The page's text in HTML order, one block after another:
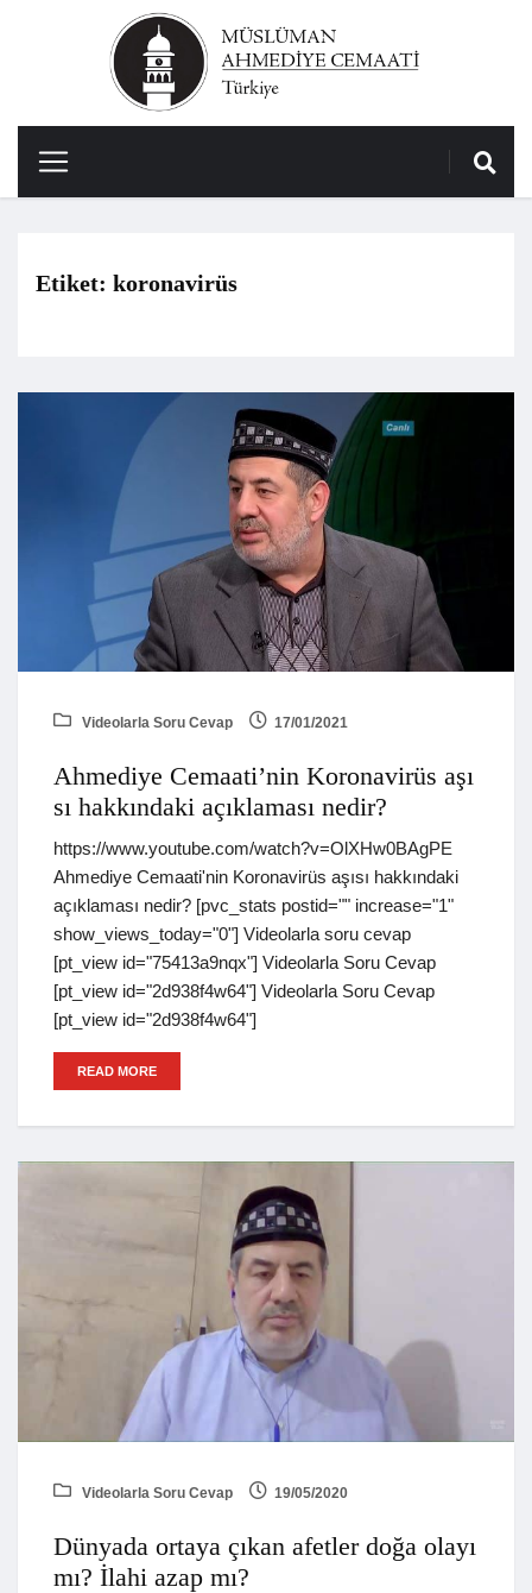
Etiket: koronavirüs
Videolarla Soru Cevap 17/01/2021
Ahmediye Cemaati’nin Koronavirüs aşı
sı hakkındaki açıklaması nedir?
https://www.youtube.com/watch?v=OlXHw0BAgPE
Ahmediye Cemaati'nin Koronavirüs aşısı hakkındaki
açıklaması nedir? [pvc_stats postid="" increase="1"
show_views_today="0"] Videolarla soru cevap
[pt_view id="75413a9nqx"] Videolarla Soru Cevap
[pt_view id="2d938f4w64"] Videolarla Soru Cevap
[pt_view id="2d938f4w64"]
READ MORE
Videolarla Soru Cevap 19/05/2020
Dünyada ortaya çıkan afetler doğa olayı
mı? İlahi azap mı?